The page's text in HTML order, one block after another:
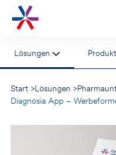
Zur Hauptnavigation
Zum Inhalt
Zur Footernavigation
Lösungen
Start>Lösungen >
Diagnosia App –